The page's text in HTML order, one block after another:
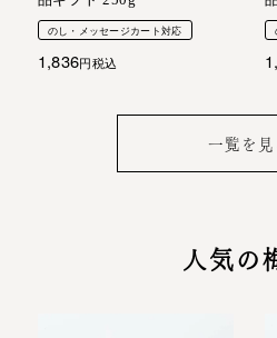
のし・メッセージカート対応
1,836 税込
一覧を見
人気の